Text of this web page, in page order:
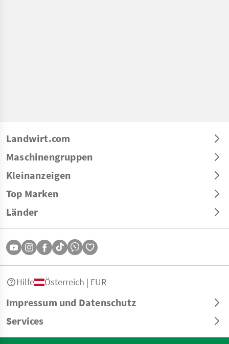
Landwirt.com
Maschinengruppen
Kleinanzeigen
Top Marken
Länder
Impressum und Datenschutz
Services
Hilfe Österreich | EUR